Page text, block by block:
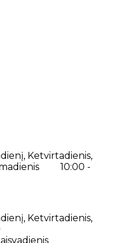
Ketvirtadienis,
10:00 -
Ketvirtadienis,